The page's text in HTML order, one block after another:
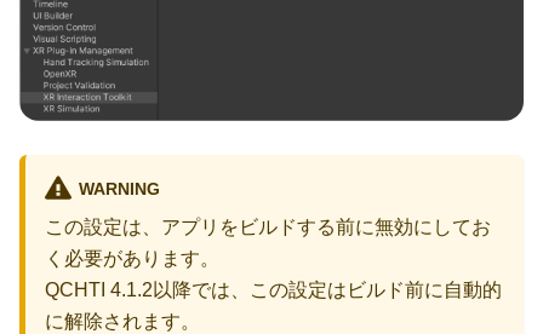
WARNING
この設定は、アプリをビルドする前に無効にしてお
く必要があります。
QCHTI 4.1.2以降では、この設定はビルド前に自動的
に解除されます。